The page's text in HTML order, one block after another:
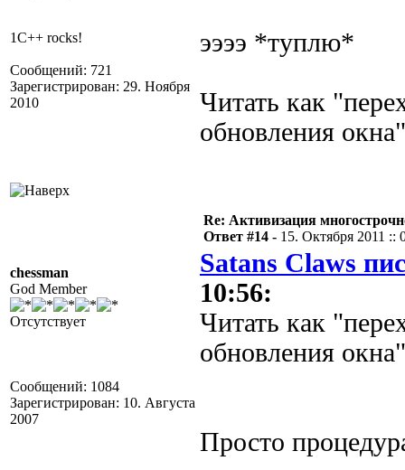
1C++ rocks!
Сообщений: 721
Зарегистрирован: 29. Ноября
2010
ээээ *туплю*
Читать как
обновления
chessman
God Member
Отсутствует
Сообщений: 1084
Зарегистрирован: 10. Августа
2007
Re: Активизация
Ответ #14 - 15. Октября 2011 ::
Satans Claws
10:56:
Читать как
обновления
Просто